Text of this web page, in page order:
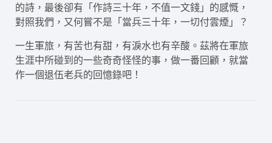
的詩，最後卻有「作詩三十年，不值一文錢」的感慨，
對照我們，又何嘗不是「當兵三十年，一切付雲煙」？
一生軍旅，有苦也有甜，有淚水也有辛酸。茲將在軍旅
生涯中所碰到的一些奇奇怪怪的事，做一番回顧，就當
作一個退伍老兵的回憶錄吧！